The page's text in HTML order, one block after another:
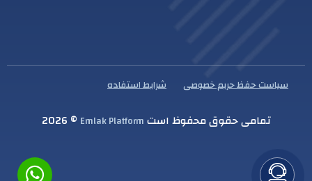
سیاست حفظ حریم خصوصی شرایط استفاده
تمامی حقوق محفوظ است Emlak Platform
© 2026